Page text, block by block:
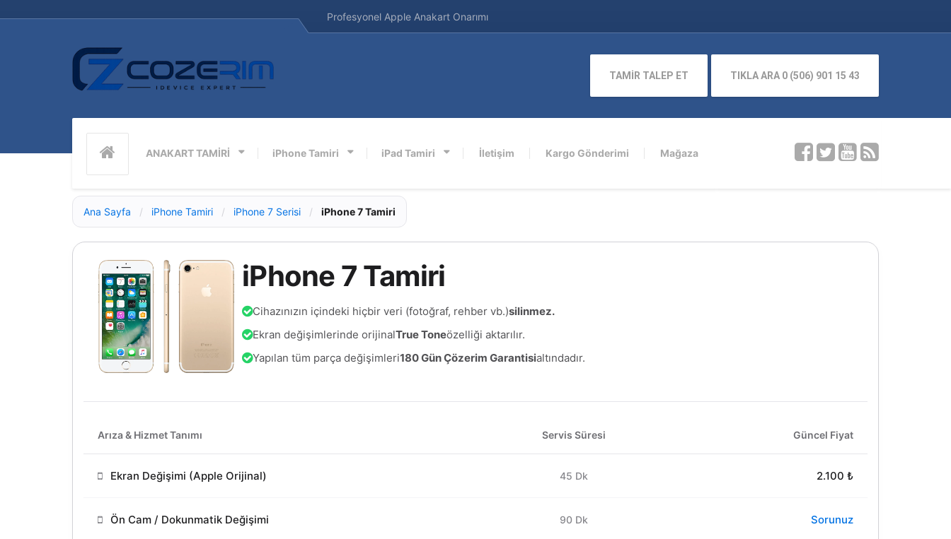
Profesyonel Apple Anakart Onarımı
ANAKART TAMİRİ iPhone Tamiri iPad Tamiri İletişim Kargo Gönderimi Mağaza
TAMİR TALEP ET TIKLA ARA 0 (506) 901 15 43
Ana Sayfa / iPhone Tamiri / iPhone 7 Serisi / iPhone 7 Tamiri
iPhone 7 Tamiri
Cihazınızın içindeki hiçbir veri (fotoğraf, rehber vb.)silinmez.
Ekran değişimlerinde orijinalTrue Toneözelliği aktarılır.
Yapılan tüm parça değişimleri180 Gün Çözerim Garantisialtındadır.
Arıza & Hizmet Tanımı Servis Süresi Güncel Fiyat
Ekran Değişimi (Apple Orijinal) 45 Dk 2.100 ₺
Ön Cam / Dokunmatik Değişimi 90 Dk Sorunuz